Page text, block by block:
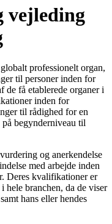
vejleding
professionelt organ,
til personer inden for
de få etablerede organer i
inden for
til rådighed for en
begynderniveau til
og anerkendelse
med arbejde inden
Deres kvalifikationer er
hele branchen, da de viser
hans eller hendes